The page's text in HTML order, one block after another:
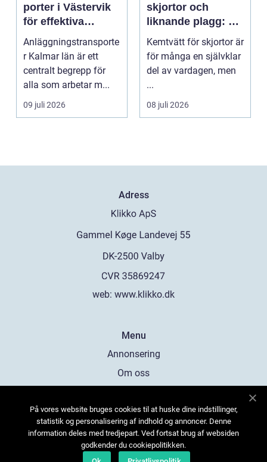
porter i Västervik
för effektiva
byggprojekt
Anläggningstransporte
r Kalmar län är ett
centralt begrepp för
alla som arbetar m...
09 juli 2026
skjortor och
liknande plagg: Så
fungerar
professionell
klädvård i
Kemtvätt för skjortor är
för många en självklar
del av vardagen, men
...
08 juli 2026
Adress
web: www.klikko.dk
Menu
Annonsering
Om oss
Kontakta oss
Sitemap
På vores website bruges cookies til at huske dine indstillinger,
statistik og personalisering af indhold og annoncer. Denne
information deles med tredjepart. Ved fortsat brug af websiden
godkender du cookiepolitikken.